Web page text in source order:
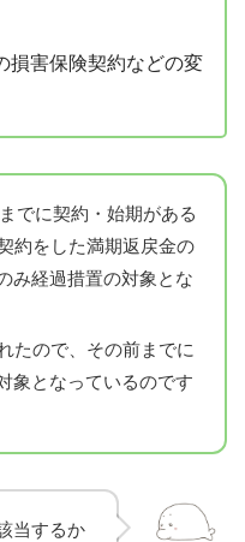
損害保険契約などの変
でに契約・始期がある
約をした満期返戻金の
み経過措置の対象とな
たので、その前までに
象となっているのです
当するか